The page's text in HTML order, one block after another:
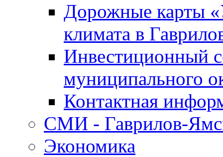
Дорожные карты
климата в
Инвестиционный
муниципального
Контактная
СМИ - Гаврилов-
Экономика